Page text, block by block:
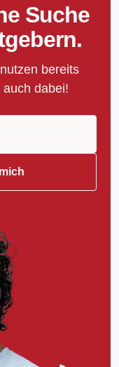
Suche
bereits
dabei!